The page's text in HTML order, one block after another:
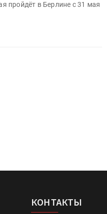
пройдёт в Берлине с 31 мая
КОНТАКТЫ